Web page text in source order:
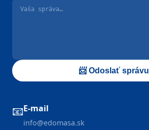
📨 Odoslať správu
📧E-mail
info@edomasa.sk